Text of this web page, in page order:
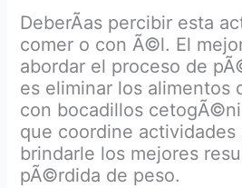
DeberÃ­as percibir esta
comer o con Ã©l. El
abordar el proceso de
es eliminar los alimentos
con bocadillos
que coordine actividades
brindarle los mejores
pÃ©rdida de peso.